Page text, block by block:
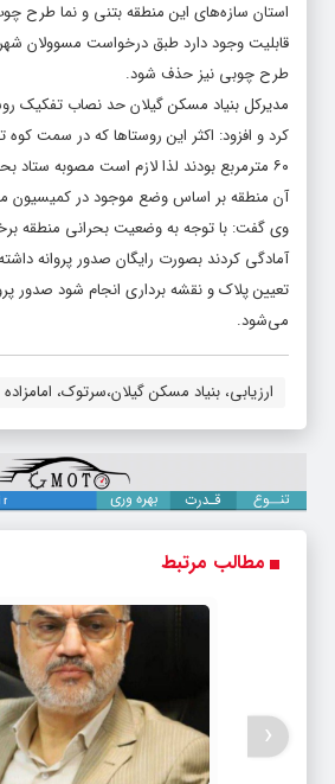
استان سازه‌های این منطقه بتنی و نما طرح
قابلیت وجود دارد طبق درخواست مسوولان
طرح چوبی نیز حذف شود.
۶۰ مترمربع بودند لذا لازم است مصوبه
آن منطقه بر اساس وضع موجود در کمیسیون
وی گفت: با توجه به وضعیت بحرانی منطقه
آمادگی کردند بصورت رایگان صدور پروانه
می‌شود.
ارزیابی، بنیاد مسکن گیلان،سرتوک، امامزاده
مطالب مرتبط
‹